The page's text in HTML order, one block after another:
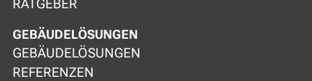
RATGEBER
GEBÄUDELÖSUNGEN
GEBÄUDELÖSUNGEN
REFERENZEN